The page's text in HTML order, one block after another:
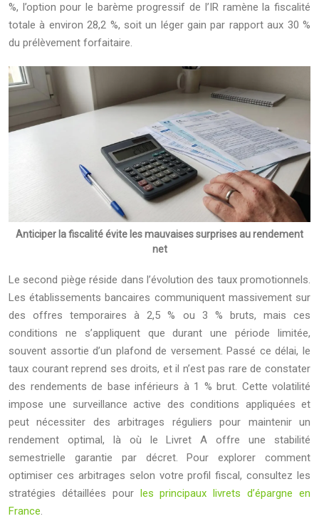
%, l’option pour le barème progressif de l’IR ramène la fiscalité
totale à environ 28,2 %, soit un léger gain par rapport aux 30 %
du prélèvement forfaitaire.
Anticiper la fiscalité évite les mauvaises surprises au rendement
net
Le second piège réside dans l’évolution des taux promotionnels.
Les établissements bancaires communiquent massivement sur
des offres temporaires à 2,5 % ou 3 % bruts, mais ces
conditions ne s’appliquent que durant une période limitée,
souvent assortie d’un plafond de versement. Passé ce délai, le
taux courant reprend ses droits, et il n’est pas rare de constater
des rendements de base inférieurs à 1 % brut. Cette volatilité
impose une surveillance active des conditions appliquées et
peut nécessiter des arbitrages réguliers pour maintenir un
rendement optimal, là où le Livret A offre une stabilité
semestrielle garantie par décret. Pour explorer comment
optimiser ces arbitrages selon votre profil fiscal, consultez les
stratégies détaillées pour les principaux livrets d’épargne en
France.